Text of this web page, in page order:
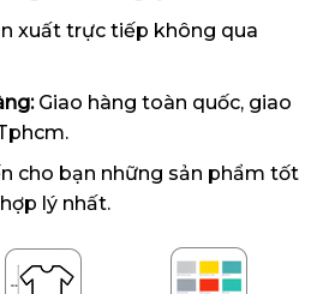
xuất trực tiếp không qua
Giao hàng toàn quốc, giao
cho bạn những sản phẩm tốt
lý nhất.